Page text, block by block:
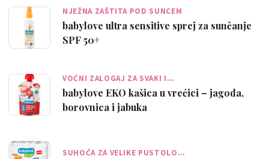
NJEŽNA ZAŠTITA POD SUNCEM
babylove ultra sensitive sprej za sunčanje
SPF 50+
VOĆNI ZALOGAJ ZA SVAKI I…
babylove EKO kašica u vrećici – jagoda,
borovnica i jabuka
SUHOĆA ZA VELIKE PUSTOLO…